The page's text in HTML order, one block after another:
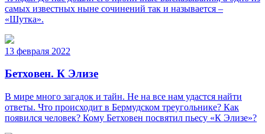
самых известных ныне сочинений так и называется –
«Шутка».
13 февраля 2022
Бетховен. К Элизе
В мире много загадок и тайн. Не на все нам удастся найти
ответы. Что происходит в Бермудском треугольнике? Как
появился человек? Кому Бетховен посвятил пьесу «К Элизе»?